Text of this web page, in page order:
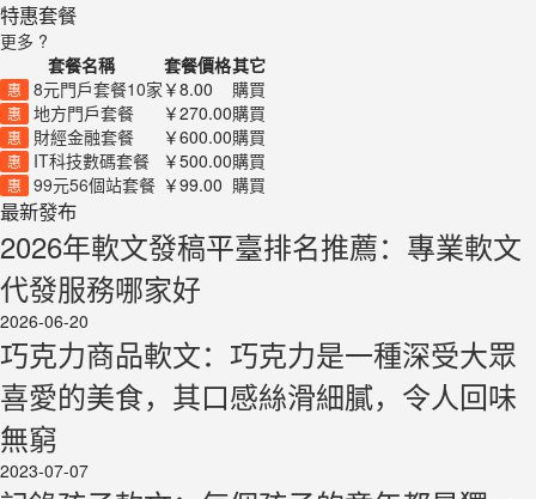
特惠套餐
更多 ?
套餐名稱
套餐價格其它
惠 8元門戶套餐10家 ￥8.00 購買
惠 地方門戶套餐 ￥270.00購買
惠 財經金融套餐 ￥600.00購買
惠 IT科技數碼套餐 ￥500.00購買
惠 99元56個站套餐 ￥99.00 購買
最新發布
2026年軟文發稿平臺排名推薦：專業軟文
代發服務哪家好
2026-06-20
巧克力商品軟文：巧克力是一種深受大眾
喜愛的美食，其口感絲滑細膩，令人回味
無窮
2023-07-07